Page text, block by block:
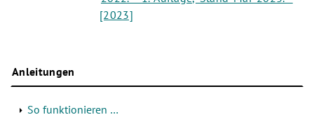
[2023]
Anleitungen
So funktionieren …